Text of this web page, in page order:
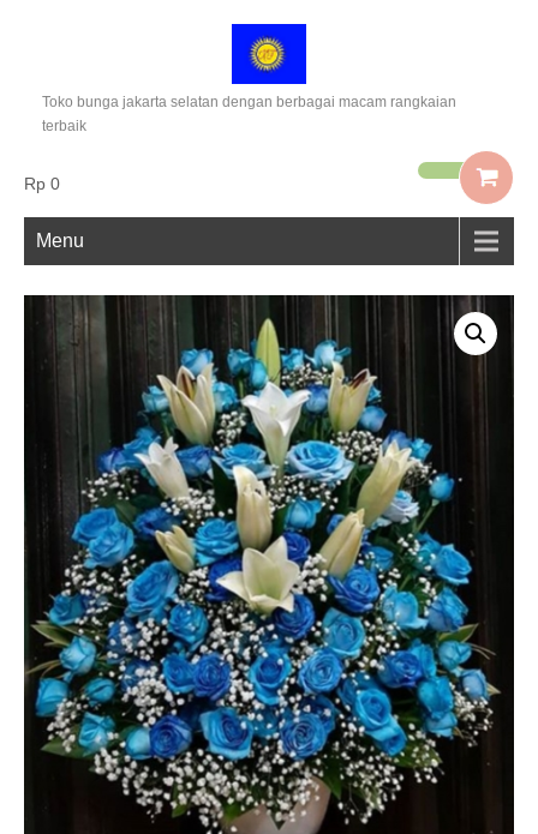
Toko bunga jakarta selatan dengan berbagai macam rangkaian
terbaik
Rp 0
Menu